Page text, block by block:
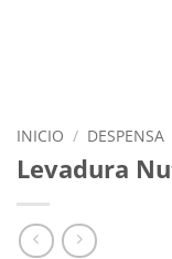
INICIO / DESPENSA
Levadura